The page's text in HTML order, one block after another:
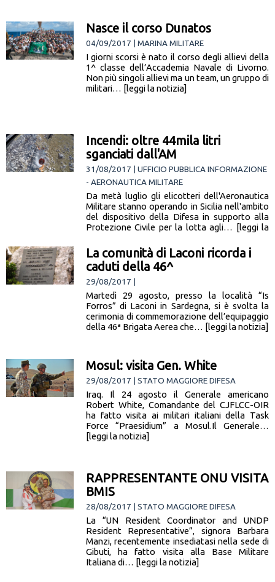
Nasce il corso Dunatos
04/09/2017 | MARINA MILITARE
I giorni scorsi è nato il corso degli allievi della
1^ classe dell’Accademia Navale di Livorno.
Non più singoli allievi ma un team, un gruppo di
militari… [leggi la notizia]
Incendi: oltre 44mila litri
sganciati dall'AM
31/08/2017 | UFFICIO PUBBLICA INFORMAZIONE
- AERONAUTICA MILITARE
Da metà luglio gli elicotteri dell'Aeronautica
Militare stanno operando in Sicilia nell'ambito
del dispositivo della Difesa in supporto alla
Protezione Civile per la lotta agli… [leggi la
La comunità di Laconi ricorda i
caduti della 46^
29/08/2017 |
Martedì 29 agosto, presso la località “Is
Forros” di Laconi in Sardegna, si è svolta la
cerimonia di commemorazione dell’equipaggio
della 46ª Brigata Aerea che… [leggi la notizia]
Mosul: visita Gen. White
29/08/2017 | STATO MAGGIORE DIFESA
Iraq. Il 24 agosto il Generale americano
Robert White, Comandante del CJFLCC-OIR
ha fatto visita ai militari italiani della Task
Force “Praesidium” a Mosul.Il Generale…
[leggi la notizia]
RAPPRESENTANTE ONU VISITA
BMIS
28/08/2017 | STATO MAGGIORE DIFESA
La “UN Resident Coordinator and UNDP
Resident Representative”, signora Barbara
Manzi, recentemente insediatasi nella sede di
Gibuti, ha fatto visita alla Base Militare
Italiana di… [leggi la notizia]